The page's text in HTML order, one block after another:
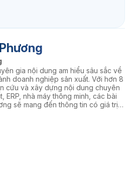
gia nội dung am hiểu sâu sắc về
doanh nghiệp sản xuất. Với hơn 8
cứu và xây dựng nội dung chuyên
ERP, nhà máy thông minh, các bài
sẽ mang đến thông tin có giá trị